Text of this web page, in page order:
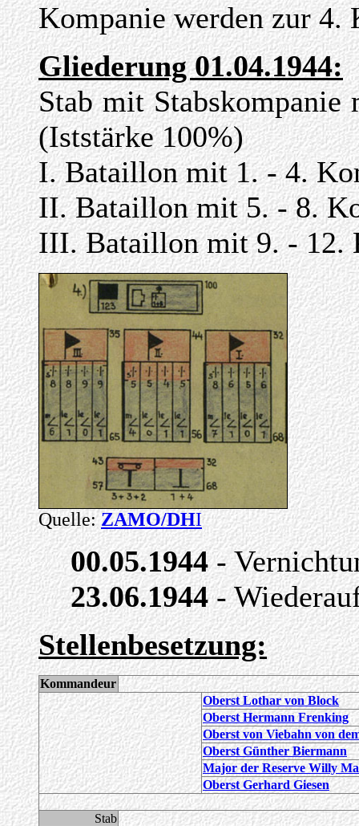
Kompanie werden zur 4.
Gliederung 01.04.1944:
Stab mit
(Iststärke 100%)
I. Bataillon mit 1. - 4.
II. Bataillon mit 5. - 8.
III. Bataillon mit 9. - 12.
Quelle:ZAMO/DHI
00.05.1944-
23.06.1944-
Stellenbesetzung:
Kommandeur
Oberst Lothar von Block
Oberst Hermann Frenking
Oberst von Viebahn von
Oberst Günther Biermann
Major der Reserve Willy
Oberst Gerhard Giesen
Stab